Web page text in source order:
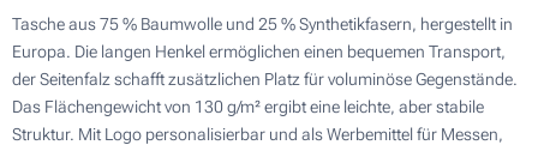
Tasche aus 75 % Baumwolle und 25 % Synthetikfasern, hergestellt in
Europa. Die langen Henkel ermöglichen einen bequemen Transport,
der Seitenfalz schafft zusätzlichen Platz für voluminöse Gegenstände.
Das Flächengewicht von 130 g/m² ergibt eine leichte, aber stabile
Struktur. Mit Logo personalisierbar und als Werbemittel für Messen,